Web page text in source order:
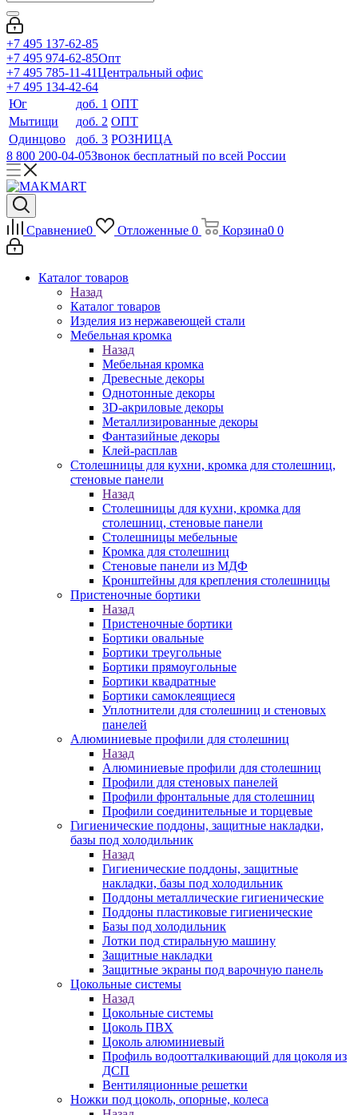
+7 495 137-62-85
+7 495 974-62-85Опт
+7 495 785-11-41Центральный офис
+7 495 134-42-64
Юг
доб. 1 ОПТ
Мытищи
доб. 2 ОПТ
Одинцово
доб. 3 РОЗНИЦА
8 800 200-04-05Звонок бесплатный по всей России
Сравнение0 Отложенные 0 Корзина0 0
Каталог товаров
Назад
Каталог товаров
Изделия из нержавеющей стали
Мебельная кромка
Назад
Мебельная кромка
Древесные декоры
Однотонные декоры
3D-акриловые декоры
Металлизированные декоры
Фантазийные декоры
Клей-расплав
Столешницы для кухни, кромка для столешниц,
стеновые панели
Назад
Столешницы для кухни, кромка для
столешниц, стеновые панели
Столешницы мебельные
Кромка для столешниц
Стеновые панели из МДФ
Кронштейны для крепления столешницы
Пристеночные бортики
Назад
Пристеночные бортики
Бортики овальные
Бортики треугольные
Бортики прямоугольные
Бортики квадратные
Бортики самоклеящиеся
Уплотнители для столешниц и стеновых
панелей
Алюминиевые профили для столешниц
Назад
Алюминиевые профили для столешниц
Профили для стеновых панелей
Профили фронтальные для столешниц
Профили соединительные и торцевые
Гигиенические поддоны, защитные накладки,
базы под холодильник
Назад
Гигиенические поддоны, защитные
накладки, базы под холодильник
Поддоны металлические гигиенические
Поддоны пластиковые гигиенические
Базы под холодильник
Лотки под стиральную машину
Защитные накладки
Защитные экраны под варочную панель
Цокольные системы
Назад
Цокольные системы
Цоколь ПВХ
Цоколь алюминиевый
Профиль водоотталкивающий для цоколя из
ДСП
Вентиляционные решетки
Ножки под цоколь, опорные, колеса